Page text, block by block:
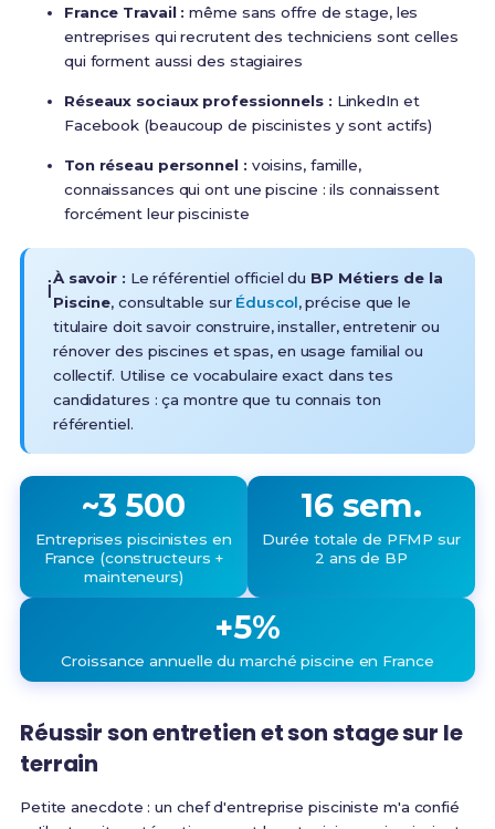
France Travail : même sans offre de stage, les
entreprises qui recrutent des techniciens sont celles
qui forment aussi des stagiaires
Réseaux sociaux professionnels : LinkedIn et
Facebook (beaucoup de piscinistes y sont actifs)
Ton réseau personnel : voisins, famille,
connaissances qui ont une piscine : ils connaissent
forcément leur pisciniste
ℹ️À savoir : Le référentiel officiel du BP Métiers de la
Piscine, consultable sur Éduscol, précise que le
titulaire doit savoir construire, installer, entretenir ou
rénover des piscines et spas, en usage familial ou
collectif. Utilise ce vocabulaire exact dans tes
candidatures : ça montre que tu connais ton
référentiel.
~3 500
Entreprises piscinistes en
France (constructeurs +
mainteneurs)
16 sem.
Durée totale de PFMP sur
2 ans de BP
+5%
Croissance annuelle du marché piscine en France
Réussir son entretien et son stage sur le
terrain
Petite anecdote : un chef d'entreprise pisciniste m'a confié